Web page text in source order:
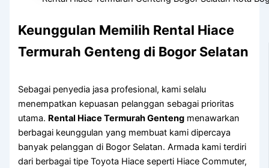
Keunggulan Memilih Rental Hiace
Termurah Genteng di Bogor Selatan
Sebagai penyedia jasa profesional, kami selalu
menempatkan kepuasan pelanggan sebagai prioritas
utama. Rental Hiace Termurah Genteng menawarkan
berbagai keunggulan yang membuat kami dipercaya
banyak pelanggan di Bogor Selatan. Armada kami terdiri
dari berbagai tipe Toyota Hiace seperti Hiace Commuter,